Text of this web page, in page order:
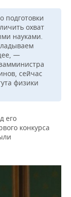
подготовки
охват
науками.
—
сейчас
физики
его
конкурса